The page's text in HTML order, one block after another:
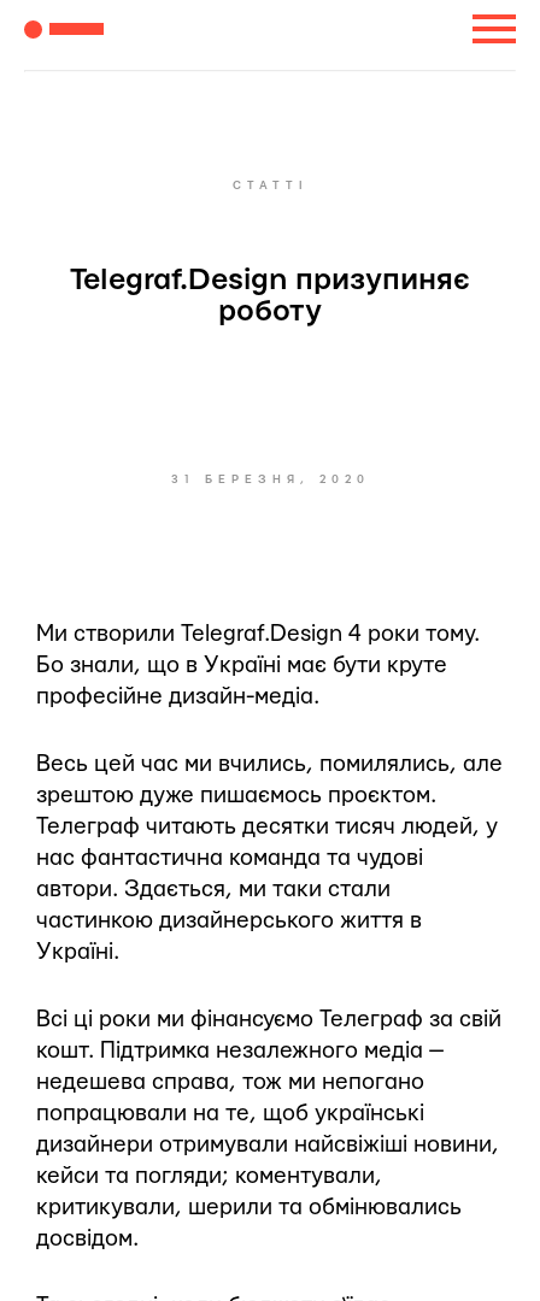
СТАТТІ
Telegraf.Design призупиняє
роботу
31 БЕРЕЗНЯ, 2020
Ми створили Telegraf.Design 4 роки тому.
Бо знали, що в Україні має бути круте
професійне дизайн-медіа.
Весь цей час ми вчились, помилялись, але
зрештою дуже пишаємось проєктом.
Телеграф читають десятки тисяч людей, у
нас фантастична команда та чудові
автори. Здається, ми таки стали
частинкою дизайнерського життя в
Україні.
Всі ці роки ми фінансуємо Телеграф за свій
кошт. Підтримка незалежного медіа —
недешева справа, тож ми непогано
попрацювали на те, щоб українські
дизайнери отримували найсвіжіші новини,
кейси та погляди; коментували,
критикували, шерили та обмінювались
досвідом.